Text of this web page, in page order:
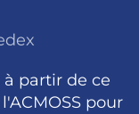
partir de ce
pour